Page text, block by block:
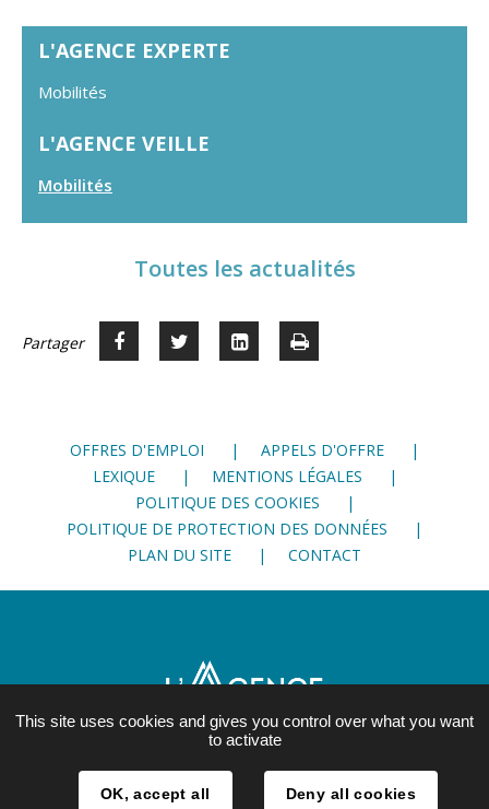
L'AGENCE EXPERTE
Mobilités
L'AGENCE VEILLE
Mobilités
Toutes les actualités
Partager Partager
Partager
Voir
Imprimer
OFFRES D'EMPLOI
APPELS D'OFFRE
LEXIQUE
MENTIONS LÉGALES
POLITIQUE DES COOKIES
POLITIQUE DE PROTECTION DES DONNÉES
PLAN DU SITE
CONTACT
This site uses cookies and gives you control over what you want
to activate
OK, accept all Deny all cookies